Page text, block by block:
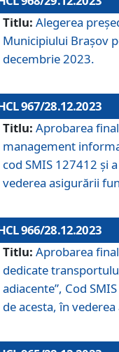
Titlu: Alegerea
Municipiului Braşov
decembrie 2023.
967/28.12.2023
Titlu: Aprobarea
management
cod SMIS 127412 și
vederea asigurării
966/28.12.2023
Titlu: Aprobarea
dedicate
adiacente”, Cod
de acesta, în